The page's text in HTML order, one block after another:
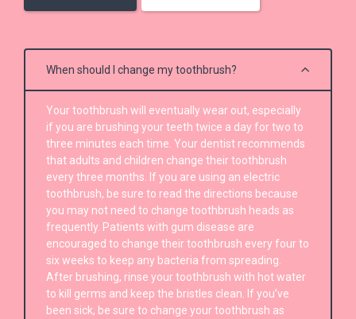
When should I change my toothbrush?
Your toothbrush will eventually wear out, especially
if you are brushing your teeth twice a day for two to
three minutes each time. Your dentist recommends
that adults and children change their toothbrush
every three months. If you are using an electric
toothbrush, be sure to read the directions because
you may not need to change toothbrush heads as
frequently. Patients with gum disease are
encouraged to change their toothbrush every four to
six weeks to keep any bacteria from spreading.
After brushing, rinse your toothbrush with hot water
to kill germs and keep the bristles clean. If you’ve
been sick, be sure to change your toothbrush as